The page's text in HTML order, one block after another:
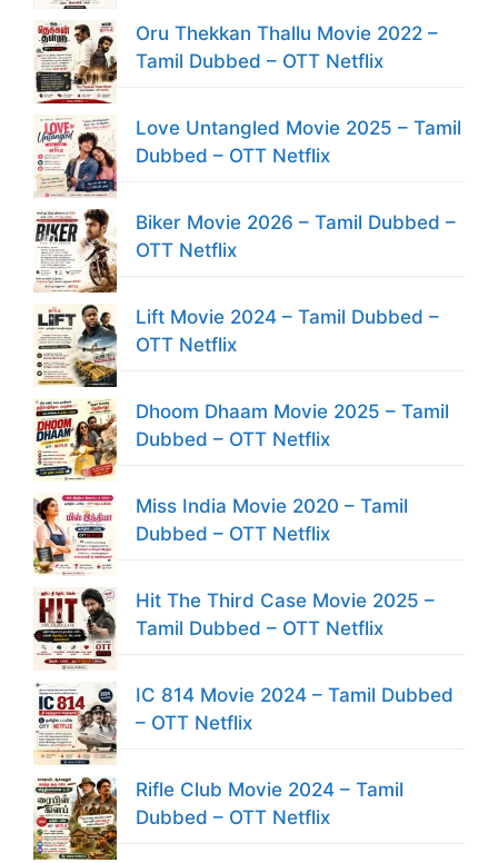
Oru Thekkan Thallu Movie 2022 –
Tamil Dubbed – OTT Netflix
Love Untangled Movie 2025 – Tamil
Dubbed – OTT Netflix
Biker Movie 2026 – Tamil Dubbed –
OTT Netflix
Lift Movie 2024 – Tamil Dubbed –
OTT Netflix
Dhoom Dhaam Movie 2025 – Tamil
Dubbed – OTT Netflix
Miss India Movie 2020 – Tamil
Dubbed – OTT Netflix
Hit The Third Case Movie 2025 –
Tamil Dubbed – OTT Netflix
IC 814 Movie 2024 – Tamil Dubbed
– OTT Netflix
Rifle Club Movie 2024 – Tamil
Dubbed – OTT Netflix